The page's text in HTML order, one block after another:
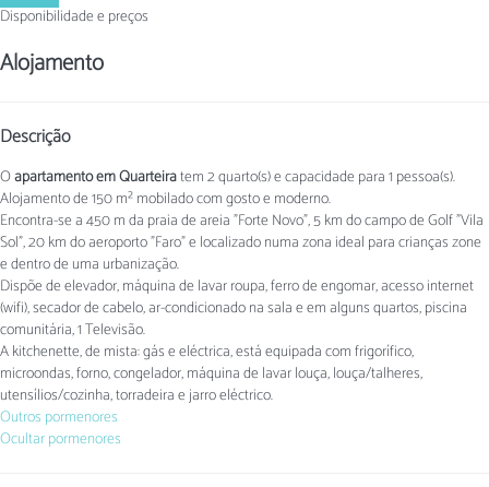
Disponibilidade e preços
Alojamento
Descrição
Oapartamento em Quarteiratem 2 quarto(s) e capacidade para 1 pessoa(s).
Alojamento de 150 m² mobilado com gosto e moderno.
Encontra-se a 450 m da praia de areia "Forte Novo", 5 km do campo de Golf "Vila
Sol", 20 km do aeroporto "Faro" e localizado numa zona ideal para crianças zone
e dentro de uma urbanização.
Dispõe de elevador, máquina de lavar roupa, ferro de engomar, acesso internet
(wifi), secador de cabelo, ar-condicionado na sala e em alguns quartos, piscina
comunitária, 1 Televisão.
A kitchenette, de mista: gás e eléctrica, está equipada com frigorífico,
microondas, forno, congelador, máquina de lavar louça, louça/talheres,
utensílios/cozinha, torradeira e jarro eléctrico.
Outros pormenores
Ocultar pormenores